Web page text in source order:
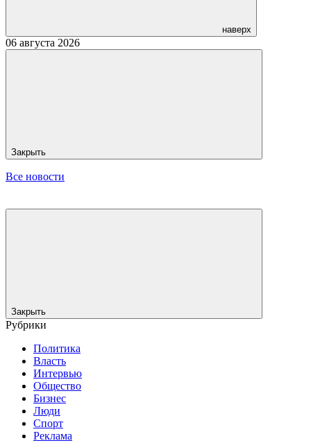
наверх
06 августа 2026
Закрыть
Все новости
Закрыть
Рубрики
Политика
Власть
Интервью
Общество
Бизнес
Люди
Спорт
Реклама